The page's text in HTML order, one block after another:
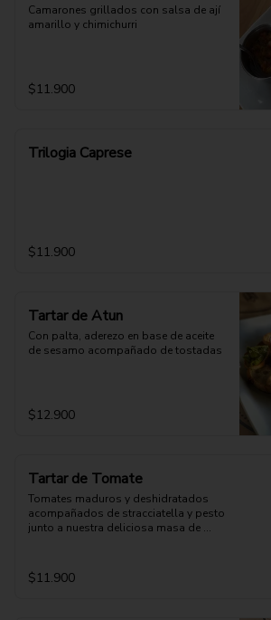
Camarones grillados con salsa de ají
amarillo y chimichurri
$11.900
Trilogia Caprese
$11.900
Tartar de Atun
Con palta, aderezo en base de aceite
de sesamo acompañado de tostadas
$12.900
Tartar de Tomate
Tomates maduros y deshidratados
acompañados de stracciatella y pesto
junto a nuestra deliciosa masa de
$11.900